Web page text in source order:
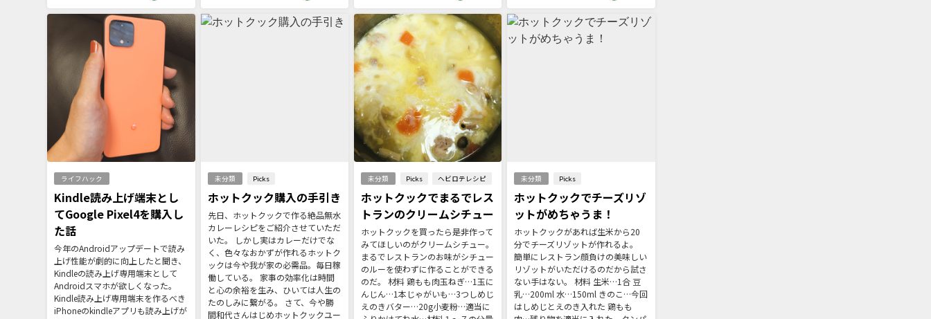
ライフハック
Kindle読み上げ端末とし
てGoogle Pixel4を購入し
た話
今年のAndroidアップデートで読み
上げ性能が劇的に向上したと聞き、
Kindleの読み上げ専用端末として
Androidスマホが欲しくなった。
Kindle読み上げ専用端末を作るべき
iPhoneのkindleアプリも読み上げが
未分類 Picks
ホットクック購入の手引き
先日、ホットクックで作る絶品無水
カレーレシピをご紹介させていただ
いた。 しかし実はカレーだけでな
く、色々なおかずが作れるホットク
ックは今や我が家の必需品。毎日稼
働している。 家事の効率化は時間
と心の余裕を生み、ひいては人生の
たのしみに繋がる。 さて、今や勝
間和代さんはじめホットクックユー
未分類 Picks ヘビロテレシピ
ホットクックでまるでレス
トランのクリームシチュー
ホットクックを買ったら是非作って
みてほしいのがクリームシチュー。
まるでレストランのお味がシチュー
のルーを使わずに作ることができる
のだ。 材料 鶏もも肉玉ねぎ…1玉に
んじん…1本じゃがいも…3つしめじ
えのきバター…20g小麦粉…適当に
未分類 Picks
ホットクックでチーズリゾ
ットがめちゃうま！
ホットクックがあれば生米から20
分でチーズリゾットが作れるよ。
簡単にレストラン顔負けの美味しい
リゾットがいただけるのだから試さ
ない手はない。 材料 生米…1合 豆
乳…200ml 水…150ml きのこ…今回
はしめじとえのき入れた 鶏もも